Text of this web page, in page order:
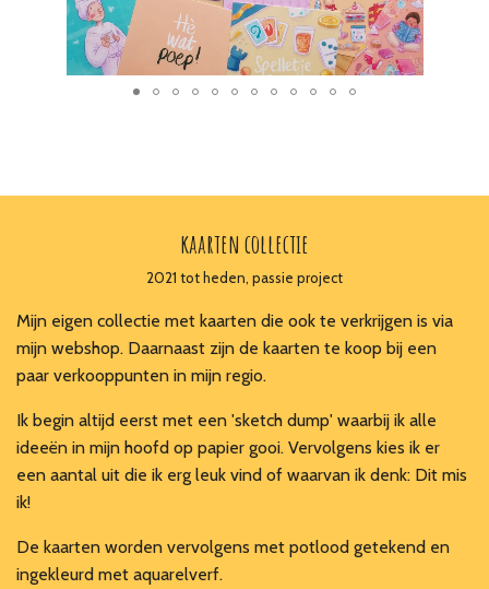
kaarten collectie
2021 tot heden, passie project
Mijn eigen collectie met kaarten die ook te verkrijgen is via
mijn webshop. Daarnaast zijn de kaarten te koop bij een
paar verkooppunten in mijn regio.
Ik begin altijd eerst met een 'sketch dump' waarbij ik alle
ideeën in mijn hoofd op papier gooi. Vervolgens kies ik er
een aantal uit die ik erg leuk vind of waarvan ik denk: Dit mis
ik!
De kaarten worden vervolgens met potlood getekend en
ingekleurd met aquarelverf.